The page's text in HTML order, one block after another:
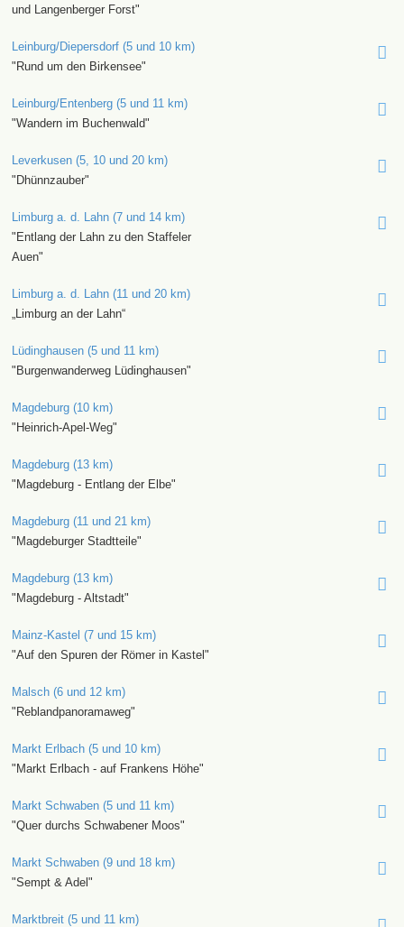
und Langenberger Forst"
Leinburg/Diepersdorf (5 und 10 km)
"Rund um den Birkensee"
Leinburg/Entenberg (5 und 11 km)
"Wandern im Buchenwald"
Leverkusen (5, 10 und 20 km)
"Dhünnzauber"
Limburg a. d. Lahn (7 und 14 km)
"Entlang der Lahn zu den Staffeler
Auen"
Limburg a. d. Lahn (11 und 20 km)
„Limburg an der Lahn“
Lüdinghausen (5 und 11 km)
"Burgenwanderweg Lüdinghausen"
Magdeburg (10 km)
"Heinrich-Apel-Weg"
Magdeburg (13 km)
"Magdeburg - Entlang der Elbe"
Magdeburg (11 und 21 km)
"Magdeburger Stadtteile"
Magdeburg (13 km)
"Magdeburg - Altstadt"
Mainz-Kastel (7 und 15 km)
"Auf den Spuren der Römer in Kastel"
Malsch (6 und 12 km)
"Reblandpanoramaweg"
Markt Erlbach (5 und 10 km)
"Markt Erlbach - auf Frankens Höhe"
Markt Schwaben (5 und 11 km)
"Quer durchs Schwabener Moos"
Markt Schwaben (9 und 18 km)
"Sempt & Adel"
Marktbreit (5 und 11 km)